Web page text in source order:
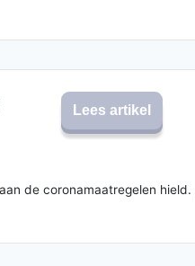
Lees artikel
de coronamaatregelen hield.